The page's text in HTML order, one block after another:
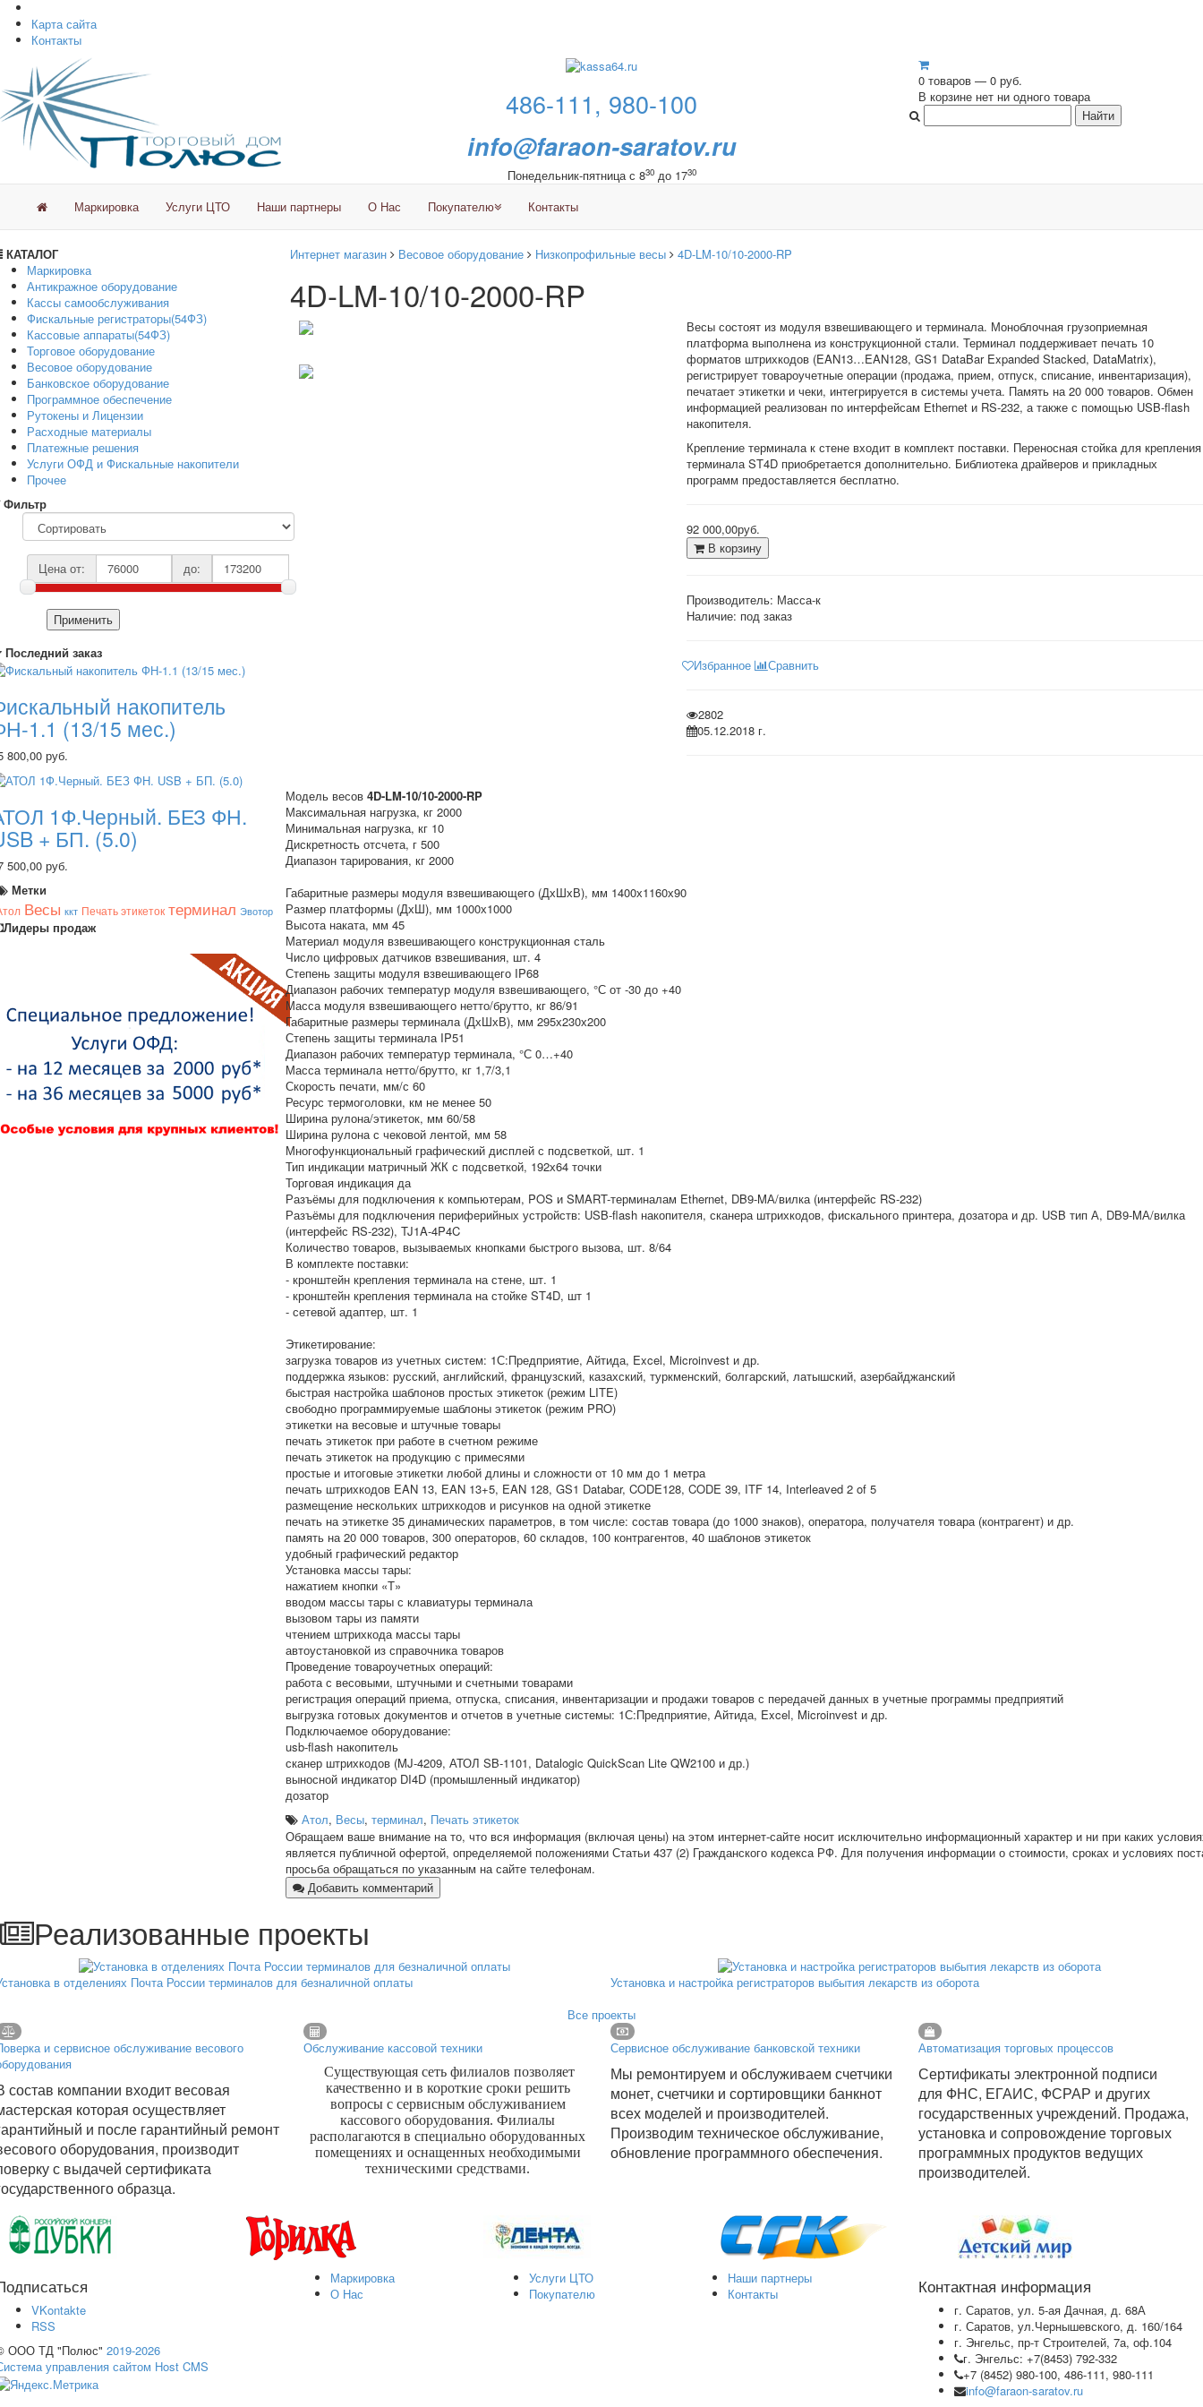
Карта сайта
Контакты
486-111, 980-100
info@faraon-saratov.ru
Понедельник-пятница с 830до 1730
0 товаров — 0 руб.
В корзине нет ни одного товара
Маркировка Услуги ЦТО Наши партнеры О Нас Покупателю Контакты
КАТАЛОГ
Маркировка
Антикражное оборудование
Кассы самообслуживания
Фискальные регистраторы(54ФЗ)
Кассовые аппараты(54ФЗ)
Торговое оборудование
Весовое оборудование
Банковское оборудование
Программное обеспечение
Рутокены и Лицензии
Расходные материалы
Платежные решения
Услуги ОФД и Фискальные накопители
Прочее
Фильтр
Цена от: до:
Применить
Последний заказ
накопитель
1.1 (13/15 мес.)
800,00 руб.
1Ф.Черный. БЕЗ ФН.
+ БП. (5.0)
500,00 руб.
Метки
Весы ккт Печать этикеток терминал Эвотор
Лидеры продаж
Интернет магазин Весовое оборудование Низкопрофильные весы 4D-LM-10/10-2000-RP
4D-LM-10/10-2000-RP
Весы состоят из модуля взвешивающего и терминала. Моноблочная грузоприемная
платформа выполнена из конструкционной стали. Терминал поддерживает печать 10
форматов штрихкодов (EAN13…EAN128, GS1 DataBar Expanded Stacked, DataMatrix),
регистрирует товароучетные операции (продажа, прием, отпуск, списание, инвентаризация),
печатает этикетки и чеки, интегрируется в системы учета. Память на 20 000 товаров. Обмен
информацией реализован по интерфейсам Ethernet и RS-232, а также с помощью USB-flash
накопителя.
Крепление терминала к стене входит в комплект поставки. Переносная стойка для крепления
терминала ST4D приобретается дополнительно. Библиотека драйверов и прикладных
программ предоставляется бесплатно.
92 000,00руб.
В корзину
Производитель: Масса-к
Наличие: под заказ
Избранное Сравнить
2802
05.12.2018 г.
Модель весов 4D-LM-10/10-2000-RP
Максимальная нагрузка, кг 2000
Минимальная нагрузка, кг 10
Дискретность отсчета, г 500
Диапазон тарирования, кг 2000
Габаритные размеры модуля взвешивающего (ДхШхВ), мм 1400х1160х90
Размер платформы (ДхШ), мм 1000х1000
Высота наката, мм 45
Материал модуля взвешивающего конструкционная сталь
Число цифровых датчиков взвешивания, шт. 4
Степень защиты модуля взвешивающего IP68
Диапазон рабочих температур модуля взвешивающего, °С от -30 до +40
Масса модуля взвешивающего нетто/брутто, кг 86/91
Габаритные размеры терминала (ДхШхВ), мм 295х230х200
Степень защиты терминала IP51
Диапазон рабочих температур терминала, °С 0…+40
Масса терминала нетто/брутто, кг 1,7/3,1
Скорость печати, мм/с 60
Ресурс термоголовки, км не менее 50
Ширина рулона/этикеток, мм 60/58
Ширина рулона с чековой лентой, мм 58
Многофункциональный графический дисплей с подсветкой, шт. 1
Тип индикации матричный ЖК с подсветкой, 192х64 точки
Торговая индикация да
Разъёмы для подключения к компьютерам, POS и SMART-терминалам Ethernet, DB9-MА/вилка (интерфейс RS-232)
Разъёмы для подключения периферийных устройств: USB-flash накопителя, сканера штрихкодов, фискального принтера, дозатора и др. USB тип А, DB9-MА/вилка
(интерфейс RS-232), TJ1A-4P4C
Количество товаров, вызываемых кнопками быстрого вызова, шт. 8/64
В комплекте поставки:
- кронштейн крепления терминала на стене, шт. 1
- кронштейн крепления терминала на стойке ST4D, шт 1
- сетевой адаптер, шт. 1
Этикетирование:
загрузка товаров из учетных систем: 1С:Предприятие, Айтида, Excel, Microinvest и др.
поддержка языков: русский, английский, французский, казахский, туркменский, болгарский, латышский, азербайджанский
быстрая настройка шаблонов простых этикеток (режим LITE)
свободно программируемые шаблоны этикеток (режим PRO)
этикетки на весовые и штучные товары
печать этикеток при работе в счетном режиме
печать этикеток на продукцию с примесями
простые и итоговые этикетки любой длины и сложности от 10 мм до 1 метра
печать штрихкодов EAN 13, EAN 13+5, EAN 128, GS1 Databar, CODE128, CODE 39, ITF 14, Interleaved 2 of 5
размещение нескольких штрихкодов и рисунков на одной этикетке
печать на этикетке 35 динамических параметров, в том числе: состав товара (до 1000 знаков), оператора, получателя товара (контрагент) и др.
память на 20 000 товаров, 300 операторов, 60 складов, 100 контрагентов, 40 шаблонов этикеток
удобный графический редактор
Установка массы тары:
нажатием кнопки «T»
вводом массы тары с клавиатуры терминала
вызовом тары из памяти
чтением штрихкода массы тары
автоустановкой из справочника товаров
Проведение товароучетных операций:
работа с весовыми, штучными и счетными товарами
регистрация операций приема, отпуска, списания, инвентаризации и продажи товаров с передачей данных в учетные программы предприятий
выгрузка готовых документов и отчетов в учетные системы: 1С:Предприятие, Айтида, Excel, Microinvest и др.
Подключаемое оборудование:
usb-flash накопитель
сканер штрихкодов (MJ-4209, АТОЛ SB-1101, Datalogic QuickScan Lite QW2100 и др.)
выносной индикатор DI4D (промышленный индикатор)
дозатор
Атол, Весы, терминал, Печать этикеток
Обращаем ваше внимание на то, что вся информация (включая цены) на этом интернет-сайте носит исключительно информационный характер и ни при каких
является публичной офертой, определяемой положениями Статьи 437 (2) Гражданского кодекса РФ. Для получения информации о стоимости, сроках и условиях
просьба обращаться по указанным на сайте телефонам.
Добавить комментарий
Реализованные проекты
в отделениях Почта России терминалов для безналичной оплаты
Установка и настройка регистраторов выбытия лекарств из оборота
Все проекты
и сервисное обслуживание весового
состав компании входит весовая
которая осуществляет
и после гарантийный ремонт
оборудования, производит
с выдачей сертификата
образца.
Обслуживание кассовой техники
Существующая сеть филиалов позволяет
качественно и в короткие сроки решить
вопросы с сервисным обслуживанием
кассового оборудования. Филиалы
располагаются в специально оборудованных
помещениях и оснащенных необходимыми
техническими средствами.
Сервисное обслуживание банковской техники
Мы ремонтируем и обслуживаем счетчики
монет, счетчики и сортировщики банкнот
всех моделей и производителей.
Производим техническое обслуживание,
обновление программного обеспечения.
Автоматизация торговых процессов
Сертификаты электронной подписи
для ФНС, ЕГАИС, ФСРАР и других
государственных учреждений. Продажа,
установка и сопровождение торговых
программных продуктов ведущих
производителей.
VKontakte
RSS
ООО ТД "Полюс" 2019-2026
управления сайтом Host CMS
Маркировка Услуги ЦТО
Наши партнеры
О Нас
Покупателю Контакты Контактная информация
г. Саратов, ул. 5-ая Дачная, д. 68А
г. Саратов, ул.Чернышевского, д. 160/164
г. Энгельс, пр-т Строителей, 7а, оф.104
г. Энгельс: +7(8453) 792-332
+7 (8452) 980-100, 486-111, 980-111
info@faraon-saratov.ru